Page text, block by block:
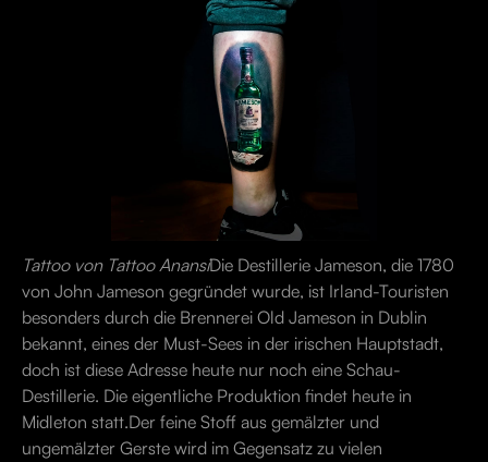
Tattoo von Tattoo AnansiDie Destillerie Jameson, die 1780
von John Jameson gegründet wurde, ist Irland-Touristen
besonders durch die Brennerei Old Jameson in Dublin
bekannt, eines der Must-Sees in der irischen Hauptstadt,
doch ist diese Adresse heute nur noch eine Schau-
Destillerie. Die eigentliche Produktion findet heute in
Midleton statt.Der feine Stoff aus gemälzter und
ungemälzter Gerste wird im Gegensatz zu vielen